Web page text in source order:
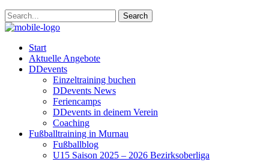
Start
Aktuelle Angebote
DDevents
Einzeltraining buchen
DDevents News
Feriencamps
DDevents in deinem Verein
Coaching
Fußballtraining in Murnau
Fußballblog
U15 Saison 2025 – 2026 Bezirksoberliga